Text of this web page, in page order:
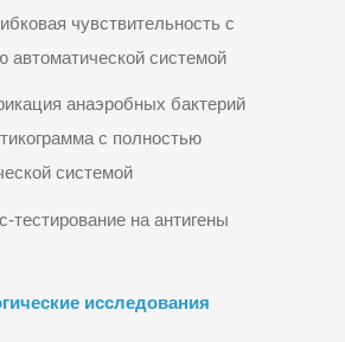
чувствительность с
автоматической системой
анаэробных бактерий
с полностью
системой
тестирование на антигены
исследования